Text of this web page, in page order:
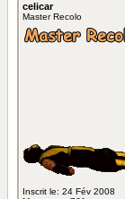
celicar
Master Recolo
Inscrit le: 24 Fév 2008